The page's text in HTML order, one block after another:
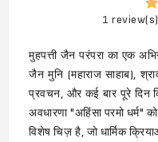
1 review(s)
मुहपत्ती जैन परंपरा का एक
जैन मुनि (महाराज साहाब),
प्रवचन, और कई बार पूरे दिन
अवधारणा "अहिंसा परमो धर्म"
विशेष चिज़ है, जो धार्मिक